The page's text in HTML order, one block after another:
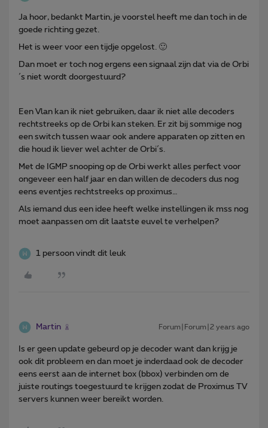
Ja hoor, bedankt Martin, je voorstel heeft me dan toch in de
goede richting gezet.
Het is weer voor een tijdje opgelost. 🙂
Dan moet er toch nog ergens een signaal zijn dat via de Orbi
´s niet wordt doorgestuurd?
Een Vlan kan ik niet gebruiken, daar ik niet alle decoders
rechtstreeks op de Orbi kan steken. Er zit bij sommige nog
een switch tussen waar ook andere apparaten op zitten en
die houd ik liever wel achter de Orbi´s.
Met de IGMP snooping op de Orbi werkt alles perfect voor
ongeveer een half jaar en dan willen de decoders dus nog
eens eventjes rechtstreeks op proximus…
Als iemand dus een idee heeft welke instellingen ik mss nog
moet aanpassen om dit laatste euvel te verhelpen?
1 persoon vindt dit leuk
Martin Forum|Forum|2 years ago
Is er geen update gebeurd op je decoder want dan krijg je
ook dit probleem en dan moet je inderdaad ook de decoder
eens eerst aan de internet box (bbox) verbinden om de
juiste routings toegestuurd te krijgen zodat de Proximus TV
servers kunnen weer bereikt worden.